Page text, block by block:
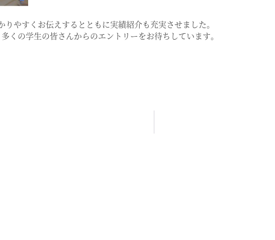
りやすくお伝えするとともに実績紹介も充実させました｡
くの学生の皆さんからのエントリーをお待ちしています｡